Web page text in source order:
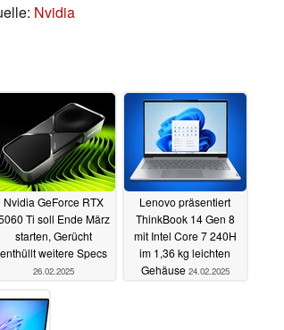
Nvidia
Nvidia GeForce RTX
Ti soll Ende März
starten, Gerücht
enthüllt weitere Specs
26.02.2025
Lenovo präsentiert
ThinkBook 14 Gen 8
mit Intel Core 7 240H
im 1,36 kg leichten
Gehäuse 24.02.2025